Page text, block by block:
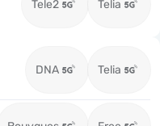
Tele2 Telia
DNA Telia